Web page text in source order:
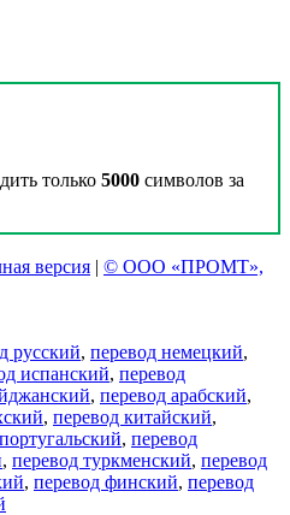
только 5000 символов за
версия | © ООО «ПРОМТ»,
русский, перевод немецкий,
испанский, перевод
, перевод арабский,
, перевод китайский,
, перевод
, перевод туркменский, перевод
, перевод финский, перевод